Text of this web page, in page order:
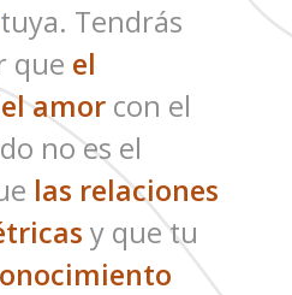
tuya. Tendrás
que el
amorcon el
no es el
las relaciones
y que tu